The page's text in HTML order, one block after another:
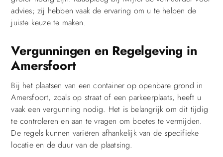
advies; zij hebben vaak de ervaring om u te helpen de
juiste keuze te maken.
Vergunningen en Regelgeving in
Amersfoort
Bij het plaatsen van een container op openbare grond in
Amersfoort, zoals op straat of een parkeerplaats, heeft u
vaak een vergunning nodig. Het is belangrijk om dit tijdig
te controleren en aan te vragen om boetes te vermijden.
De regels kunnen variëren afhankelijk van de specifieke
locatie en de duur van de plaatsing.